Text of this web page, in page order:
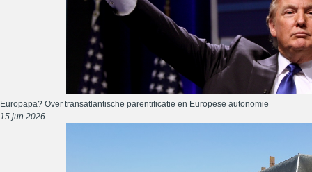
Europapa? Over transatlantische parentificatie en Europese autonomie
15 jun 2026